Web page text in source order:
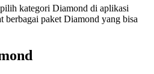
kategori Diamond di aplikasi
paket Diamond yang bisa